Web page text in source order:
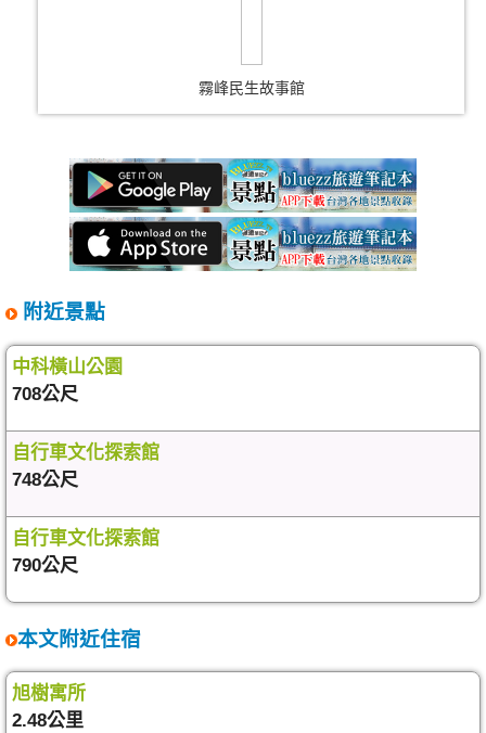
霧峰民生故事館
附近景點
中科橫山公園
708公尺
自行車文化探索館
748公尺
自行車文化探索館
790公尺
本文附近住宿
旭樹寓所
2.48公里